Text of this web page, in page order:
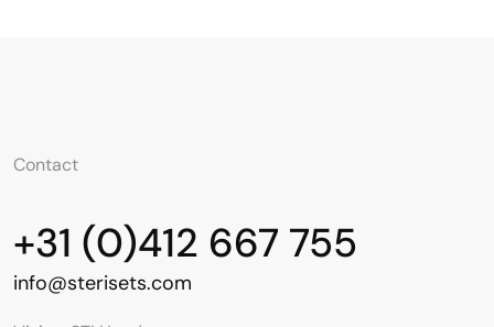
Contact
+31 (0)412 667 755
info@sterisets.com